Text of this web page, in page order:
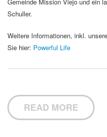
Schuller.
Weitere Informationen, inkl.
Sie hier: Powerful Life
READ MORE